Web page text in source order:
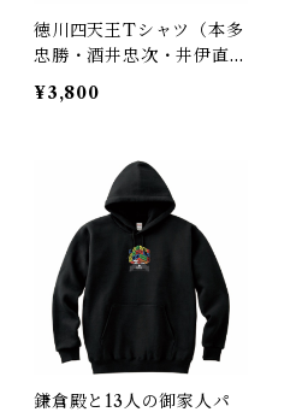
徳川四天王Tシャツ（本多
忠勝・酒井忠次・井伊直
政・榊原康政）（戦国時
代 日本）
¥3,800
鎌倉殿と13人の御家人パ